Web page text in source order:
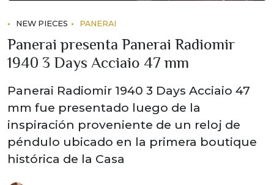
NEW PIECES PANERAI
Panerai presenta Panerai Radiomir
1940 3 Days Acciaio 47 mm
Panerai Radiomir 1940 3 Days Acciaio 47
mm fue presentado luego de la
inspiración proveniente de un reloj de
péndulo ubicado en la primera boutique
histórica de la Casa